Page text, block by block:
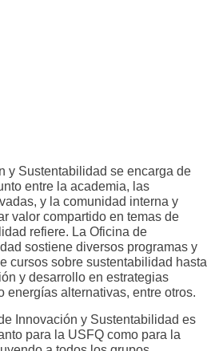
y Sustentabilidad se encarga de
entre la academia, las
y la comunidad interna y
valor compartido en temas de
refiere. La Oficina de
sostiene diversos programas y
cursos sobre sustentabilidad hasta
y desarrollo en estrategias
energías alternativas, entre otros.
Innovación y Sustentabilidad es
para la USFQ como para la